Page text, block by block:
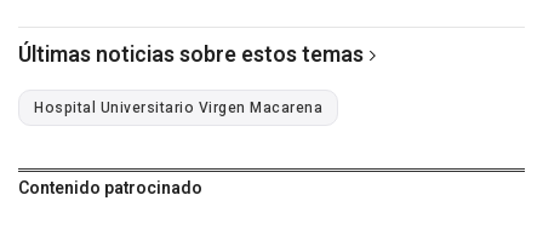
Últimas noticias sobre estos temas
Hospital Universitario Virgen Macarena
Contenido patrocinado